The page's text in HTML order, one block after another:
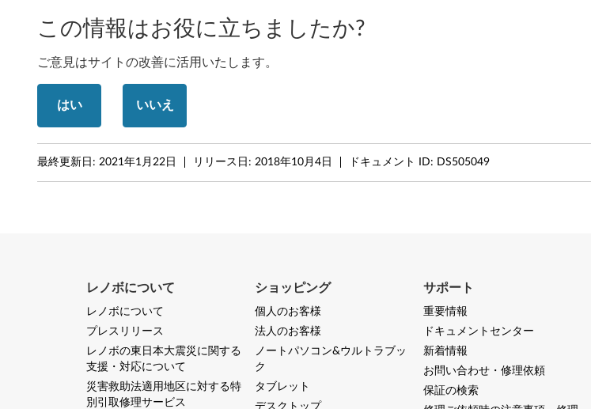
o
k
C
3
0
この情報はお役に立ちましたか?
ご意見はサイトの改善に活用いたします。
はい いいえ
最終更新日: 2021年1月22日 リリース日: 2018年10月4日 ドキュメント ID: DS505049
レノボについて
レノボについて
プレスリリース
レノボの東日本大震災に関する
支援・対応について
災害救助法適用地区に対する特
別引取修理サービス
ショッピング
個人のお客様
法人のお客様
ノートパソコン&ウルトラブッ
ク
タブレット
デスクトップ
サポート
重要情報
ドキュメントセンター
新着情報
お問い合わせ・修理依頼
保証の検索